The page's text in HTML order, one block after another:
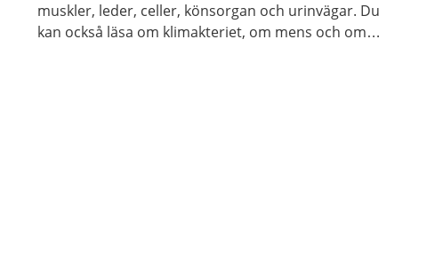
muskler, leder, celler, könsorgan och urinvägar. Du
kan också läsa om klimakteriet, om mens och om